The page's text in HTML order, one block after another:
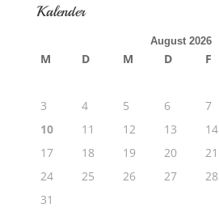
Kalender
August 2026
M D M D F
3
4 5 6 7
10
11 12 13 14
17
18 19 20 21
24
25 26 27 28
31